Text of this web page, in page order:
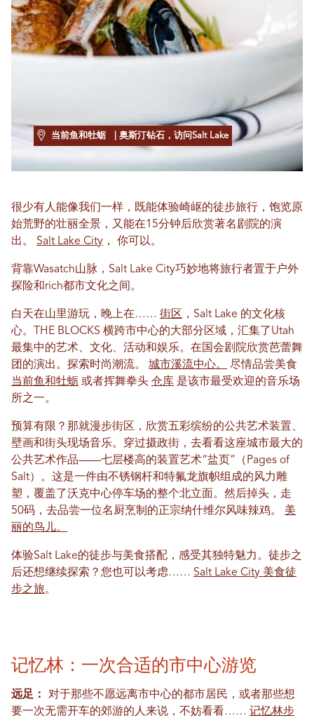
当前鱼和牡蛎 | 奥斯汀钻石，访问Salt Lake
很少有人能像我们一样，既能体验崎岖的徒步旅行，饱览原
始荒野的壮丽全景，又能在15分钟后欣赏著名剧院的演
出。 Salt Lake City ， 你可以。
背靠Wasatch山脉，Salt Lake City巧妙地将旅行者置于户外
探险和rich都市文化之间。
白天在山里游玩，晚上在…… 街区 ，Salt Lake 的文化核
心。THE BLOCKS 横跨市中心的大部分区域，汇集了Utah
最集中的艺术、文化、活动和娱乐。在国会剧院欣赏芭蕾舞
团的演出。探索时尚潮流。 城市溪流中心。
尽情品尝美食
当前鱼和牡蛎 或者挥舞拳头 仓库 是该市最受欢迎的音乐场
所之一。
预算有限？那就漫步街区，欣赏五彩缤纷的公共艺术装置、
壁画和街头现场音乐。穿过摄政街，去看看这座城市最大的
公共艺术作品——七层楼高的装置艺术“盐页”（Pages of
Salt）。这是一件由不锈钢杆和特氟龙旗帜组成的风力雕
塑，覆盖了沃克中心停车场的整个北立面。然后掉头，走
50码，去品尝一位名厨烹制的正宗纳什维尔风味辣鸡。 美
丽的鸟儿。
体验Salt Lake的徒步与美食搭配，感受其独特魅力。徒步之
后还想继续探索？您也可以考虑…… Salt Lake City 美食徒
步之旅。
记忆林：一次合适的市中心游览
远足： 对于那些不愿远离市中心的都市居民，或者那些想
要一次无需开车的郊游的人来说，不妨看看…… 记忆林步